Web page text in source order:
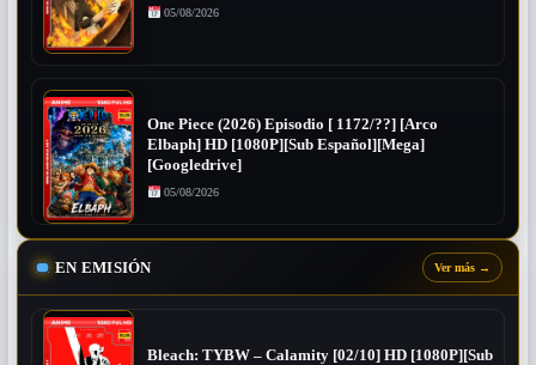
05/08/2026
One Piece (2026) Episodio [ 1172/??] [Arco
Elbaph] HD [1080P][Sub Español][Mega]
[Googledrive]
05/08/2026
EN EMISIÓN Ver más →
Bleach: TYBW – Calamity [02/10] HD [1080P][Sub